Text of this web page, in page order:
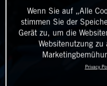
Wenn Sie auf „Alle
stimmen Sie der
Gerät zu, um die
Websitenutzung zu
Privacy